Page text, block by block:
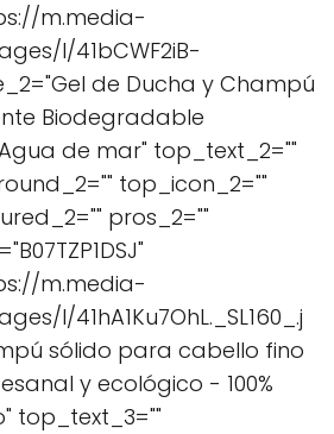
m.media-
I/41bCWF2iB-
de Ducha y Champú
Biodegradable
de mar" top_text_2=""
top_icon_2=""
pros_2=""
m.media-
I/41hA1Ku7OhL._SL160_.j
sólido para cabello fino
y ecológico - 100%
top_text_3=""